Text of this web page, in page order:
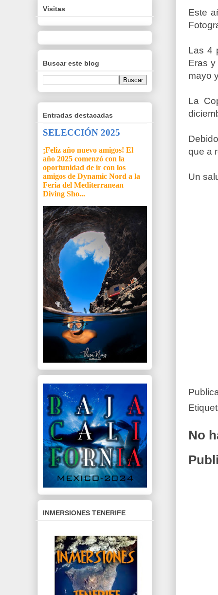
Este
Las 4
Eras
mayo
La
que a
Un
No
Visitas
Buscar este blog
Entradas destacadas
SELECCIÓN 2025
¡Feliz año nuevo amigos! El
año 2025 comenzó con la
oportunidad de ir con los
amigos de Dynamic Nord a la
Feria del Mediterranean
Diving Sho...
INMERSIONES TENERIFE